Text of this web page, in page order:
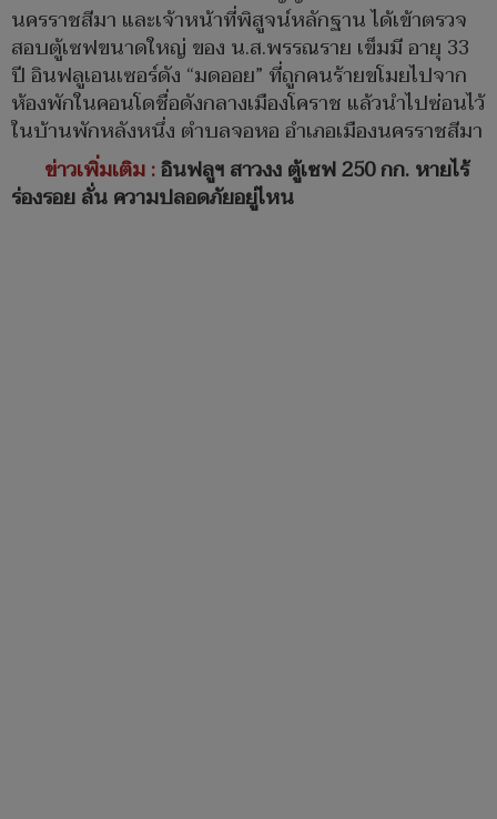
นครราชสีมา และเจ้าหน้าที่พิสูจน์หลักฐาน ได้เข้าตรวจ
สอบตู้เซฟขนาดใหญ่ ของ น.ส.พรรณราย เข็มมี อายุ 33
ปี อินฟลูเอนเซอร์ดัง “มดออย” ที่ถูกคนร้ายขโมยไปจาก
ห้องพักในคอนโดชื่อดังกลางเมืองโคราช แล้วนำไปซ่อนไว้
ในบ้านพักหลังหนึ่ง ตำบลจอหอ อำเภอเมืองนครราชสีมา
ข่าวเพิ่มเติม :อินฟลูฯ สาวงง ตู้เซฟ 250 กก. หายไร้
ร่องรอย ลั่น ความปลอดภัยอยู่ไหน